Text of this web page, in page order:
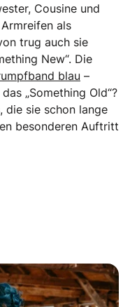
Cousine und
als
trug auch sie
New“. Die
blau –
„Something Old“?
die sie schon lange
besonderen Auftritt